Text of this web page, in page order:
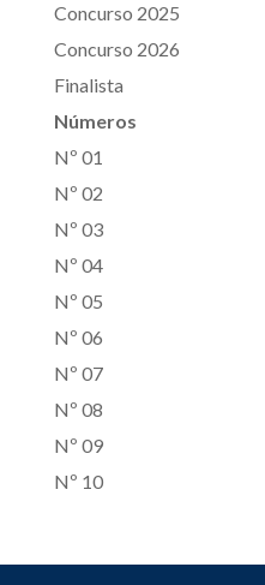
Concurso 2025
Concurso 2026
Finalista
Números
Nº 01
Nº 02
Nº 03
Nº 04
Nº 05
Nº 06
Nº 07
Nº 08
Nº 09
Nº 10